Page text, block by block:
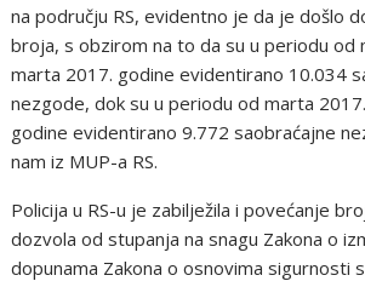
na području RS, evidentno je da je došlo
broja, s obzirom na to da su u periodu od
marta 2017. godine evidentirano 10.034
nezgode, dok su u periodu od marta
godine evidentirano 9.772 saobraćajne
nam iz MUP-a RS.
Policija u RS-u je zabilježila i povećanje
dozvola od stupanja na snagu Zakona o
dopunama Zakona o osnovima sigurnosti